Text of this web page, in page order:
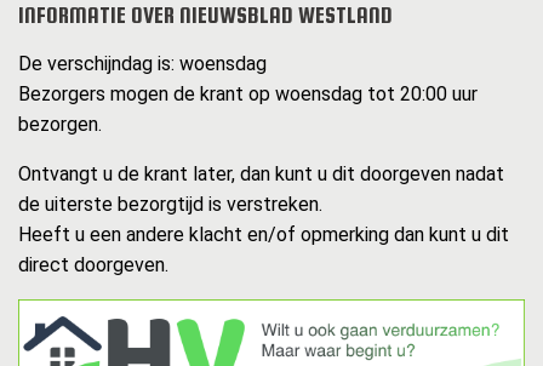
INFORMATIE OVER NIEUWSBLAD WESTLAND
De verschijndag is: woensdag
Bezorgers mogen de krant op woensdag tot 20:00 uur
bezorgen.
Ontvangt u de krant later, dan kunt u dit doorgeven nadat
de uiterste bezorgtijd is verstreken.
Heeft u een andere klacht en/of opmerking dan kunt u dit
direct doorgeven.